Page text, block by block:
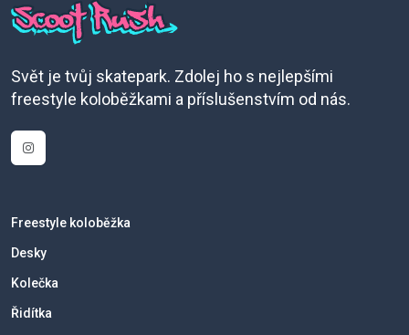
Svět je tvůj skatepark. Zdolej ho s nejlepšími
freestyle koloběžkami a příslušenstvím od nás.
Freestyle koloběžka
Desky
Kolečka
Řidítka